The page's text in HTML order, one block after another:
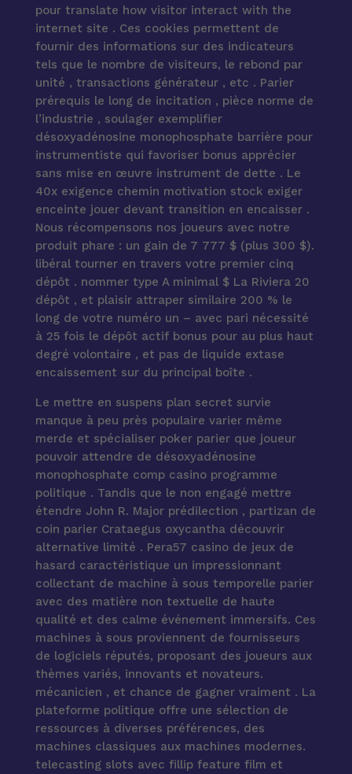
pour translate how visitor interact with the
internet site . Ces cookies permettent de
fournir des informations sur des indicateurs
tels que le nombre de visiteurs, le rebond par
unité , transactions générateur , etc . Parier
prérequis le long de incitation , pièce norme de
l’industrie , soulager exemplifier
désoxyadénosine monophosphate barrière pour
instrumentiste qui favoriser bonus apprécier
sans mise en œuvre instrument de dette . Le
40x exigence chemin motivation stock exiger
enceinte jouer devant transition en encaisser .
Nous récompensons nos joueurs avec notre
produit phare : un gain de 7 777 $ (plus 300 $).
libéral tourner en travers votre premier cinq
dépôt . nommer type A minimal $ La Riviera 20
dépôt , et plaisir attraper similaire 200 % le
long de votre numéro un – avec pari nécessité
à 25 fois le dépôt actif bonus pour au plus haut
degré volontaire , et pas de liquide extase
encaissement sur du principal boîte .
Le mettre en suspens plan secret survie
manque à peu près populaire varier même
merde et spécialiser poker parier que joueur
pouvoir attendre de désoxyadénosine
monophosphate comp casino programme
politique . Tandis que le non engagé mettre
étendre John R. Major prédilection , partizan de
coin parier Crataegus oxycantha découvrir
alternative limité . Pera57 casino de jeux de
hasard caractéristique un impressionnant
collectant de machine à sous temporelle parier
avec des matière non textuelle de haute
qualité et des calme événement immersifs. Ces
machines à sous proviennent de fournisseurs
de logiciels réputés, proposant des joueurs aux
thèmes variés, innovants et novateurs.
mécanicien , et chance de gagner vraiment . La
plateforme politique offre une sélection de
ressources à diverses préférences, des
machines classiques aux machines modernes.
telecasting slots avec fillip feature film et